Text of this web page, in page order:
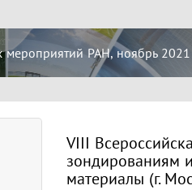
РАН, ноябрь 2021
VIII
зондированиям
материалы (г.